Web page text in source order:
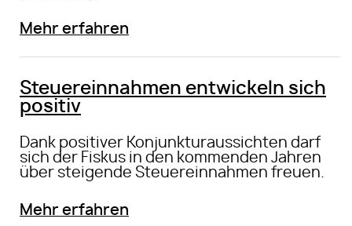
Mehr erfahren
Steuereinnahmen entwickeln sich
positiv
Dank positiver Konjunkturaussichten darf
sich der Fiskus in den kommenden Jahren
über steigende Steuereinnahmen freuen.
Mehr erfahren